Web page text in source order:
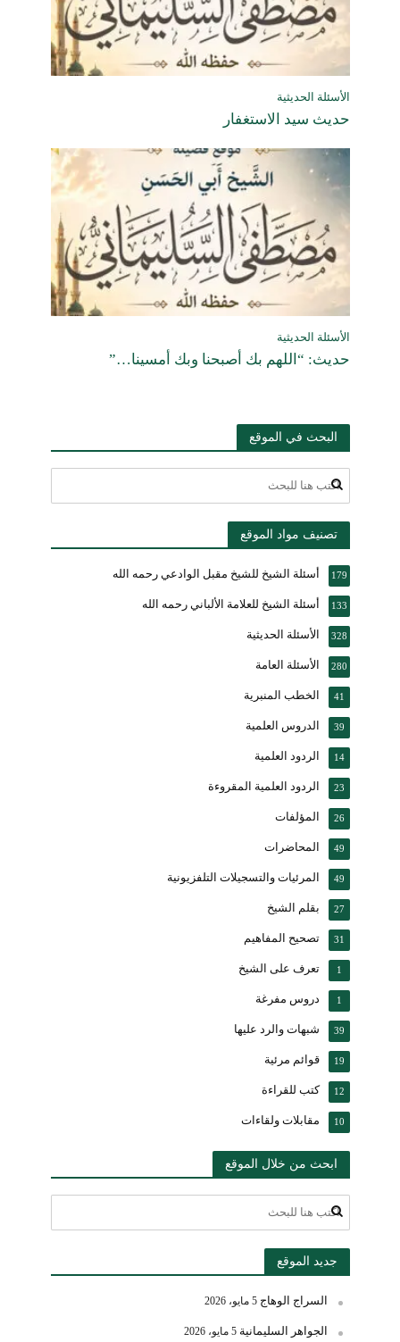
الأسئلة الحديثية
حديث سيد الاستغفار
الأسئلة الحديثية
حديث: “اللهم بك أصبحنا وبك أمسينا…”
البحث في الموقع
تصنيف مواد الموقع
أسئلة الشيخ للشيخ مقبل الوادعي رحمه الله 179
أسئلة الشيخ للعلامة الألباني رحمه الله 133
الأسئلة الحديثية 328
الأسئلة العامة 280
الخطب المنبرية 41
الدروس العلمية 39
الردود العلمية 14
الردود العلمية المقروءة 23
المؤلفات 26
المحاضرات 49
المرئيات والتسجيلات التلفزيونية 49
بقلم الشيخ 27
تصحيح المفاهيم 31
تعرف على الشيخ 1
دروس مفرغة 1
شبهات والرد عليها 39
قوائم مرئية 19
كتب للقراءة 12
مقابلات ولقاءات 10
ابحث من خلال الموقع
جديد الموقع
السراج الوهاج 5 مايو، 2026
الجواهر السليمانية 5 مايو، 2026